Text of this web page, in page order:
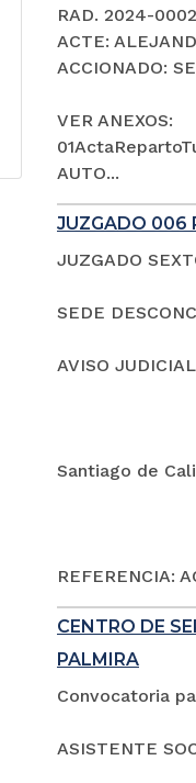
RAD. 2024-
ACTE:
ACCIONADO:
VER ANEXOS:
AUTO...
JUZGADO 006
JUZGADO
SEDE
AVISO JUDICIAL
Santiago de
REFERENCIA:
CENTRO DE
PALMIRA
Convocatoria
ASISTENTE